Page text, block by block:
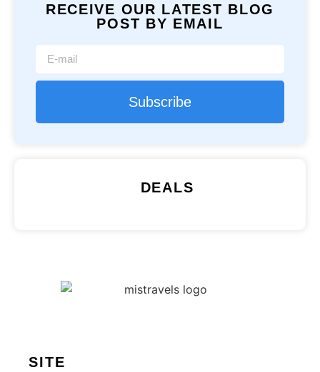
RECEIVE OUR LATEST BLOG
POST BY EMAIL
Subscribe
DEALS
SITE